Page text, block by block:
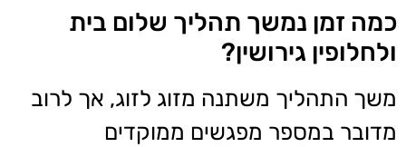
כמה זמן נמשך תהליך שלום בית
ולחלופין גירושין?
משך התהליך משתנה מזוג לזוג, אך לרוב
מדובר במספר מפגשים ממוקדים